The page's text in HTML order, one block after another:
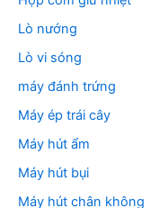
Lò nướng
Lò vi sóng
máy đánh trứng
Máy ép trái cây
Máy hút ẩm
Máy hút bụi
Máy hút chân không